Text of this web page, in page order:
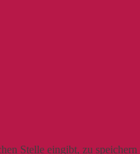
Stelle eingibt, zu speichern